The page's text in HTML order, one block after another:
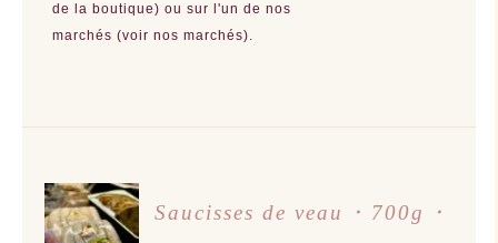
de la boutique) ou sur l'un de nos
marchés (voir nos marchés).
AJOUTER
AU
PANIER
Saucisses de veau ･ 700g ･